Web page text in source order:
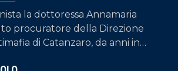
la dottoressa Annamaria
procuratore della Direzione
di Catanzaro, da anni in